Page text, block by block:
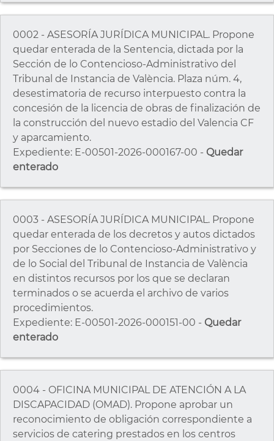
0002 - ASESORÍA JURÍDICA MUNICIPAL. Propone
quedar enterada de la Sentencia, dictada por la
Sección de lo Contencioso-Administrativo del
Tribunal de Instancia de València. Plaza núm. 4,
desestimatoria de recurso interpuesto contra la
concesión de la licencia de obras de finalización de
la construcción del nuevo estadio del Valencia CF
y aparcamiento.
Expediente: E-00501-2026-000167-00 - Quedar
enterado
0003 - ASESORÍA JURÍDICA MUNICIPAL. Propone
quedar enterada de los decretos y autos dictados
por Secciones de lo Contencioso-Administrativo y
de lo Social del Tribunal de Instancia de València
en distintos recursos por los que se declaran
terminados o se acuerda el archivo de varios
procedimientos.
Expediente: E-00501-2026-000151-00 - Quedar
enterado
0004 - OFICINA MUNICIPAL DE ATENCIÓN A LA
DISCAPACIDAD (OMAD). Propone aprobar un
reconocimiento de obligación correspondiente a
servicios de catering prestados en los centros